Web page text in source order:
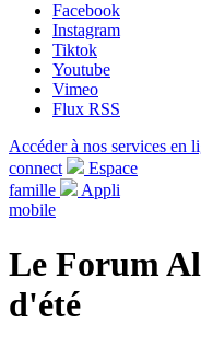
Facebook
Instagram
Tiktok
Youtube
Vimeo
Flux RSS
Accéder à nos services en
connect
Espace
famille
Appli
mobile
Le Forum
d'été